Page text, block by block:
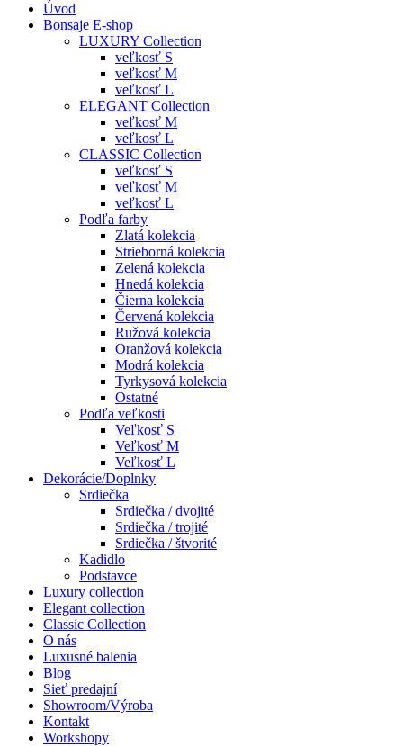
Úvod
Bonsaje E-shop
LUXURY Collection
veľkosť S
veľkosť M
veľkosť L
ELEGANT Collection
veľkosť M
veľkosť L
CLASSIC Collection
veľkosť S
veľkosť M
veľkosť L
Podľa farby
Zlatá kolekcia
Strieborná kolekcia
Zelená kolekcia
Hnedá kolekcia
Čierna kolekcia
Červená kolekcia
Ružová kolekcia
Oranžová kolekcia
Modrá kolekcia
Tyrkysová kolekcia
Ostatné
Podľa veľkosti
Veľkosť S
Veľkosť M
Veľkosť L
Dekorácie/Doplnky
Srdiečka
Srdiečka / dvojité
Srdiečka / trojité
Srdiečka / štvorité
Kadidlo
Podstavce
Luxury collection
Elegant collection
Classic Collection
O nás
Luxusné balenia
Blog
Sieť predajní
Showroom/Výroba
Kontakt
Workshopy